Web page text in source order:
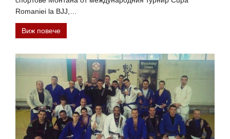
Romaniei la BJJ,…
Виж повече